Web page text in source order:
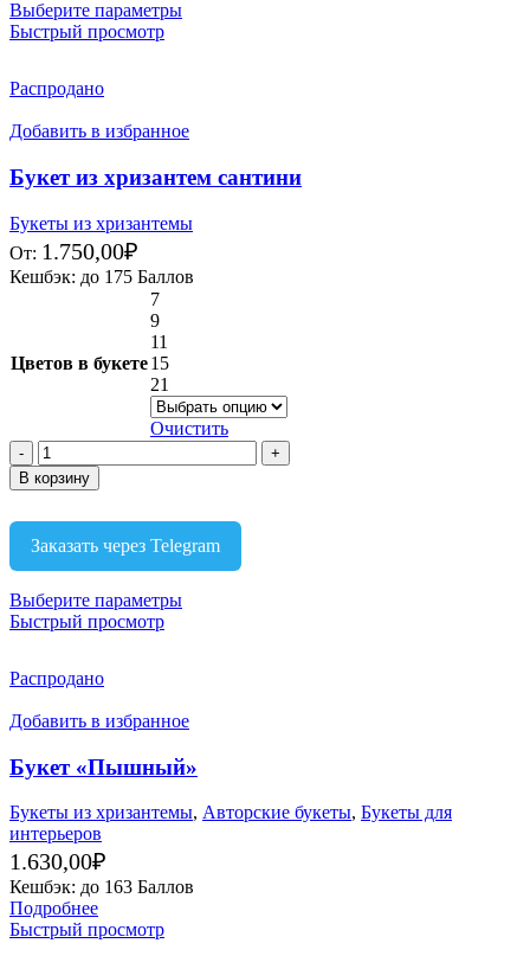
Выберите параметры
Быстрый просмотр
Распродано
Добавить в избранное
Букет из хризантем сантини
Букеты из хризантемы
От: 1.750,00₽
Кешбэк: до 175 Баллов
Цветов в букете
7
9
11
15
21
Очистить
В корзину
Заказать через Telegram
Выберите параметры
Быстрый просмотр
Распродано
Добавить в избранное
Букет «Пышный»
Букеты из хризантемы, Авторские букеты, Букеты для
интерьеров
1.630,00₽
Кешбэк: до 163 Баллов
Подробнее
Быстрый просмотр